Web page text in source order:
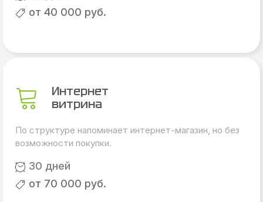
от 40 000 руб.
Интернет
витрина
По структуре напоминает интернет-магазин, но без
возможности покупки.
30 дней
от 70 000 руб.